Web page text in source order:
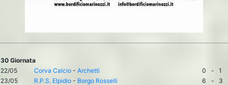
30 Giornata
22/05
Corva Calcio - Archetti 0 -
1
23/05
R.P.S. Elpidio - Borgo Rosselli 6 -
3